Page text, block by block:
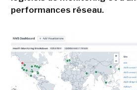
performances réseau.